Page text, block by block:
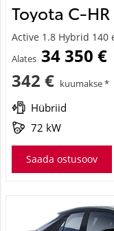
Toyota C-HR
Active 1.8 Hybrid 140
Alates 34 350 €
342 € kuumakse *
Hübriid
72 kW
Saada ostusoov